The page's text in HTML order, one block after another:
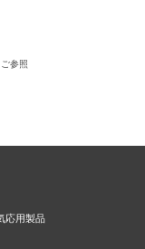
参照
応用製品